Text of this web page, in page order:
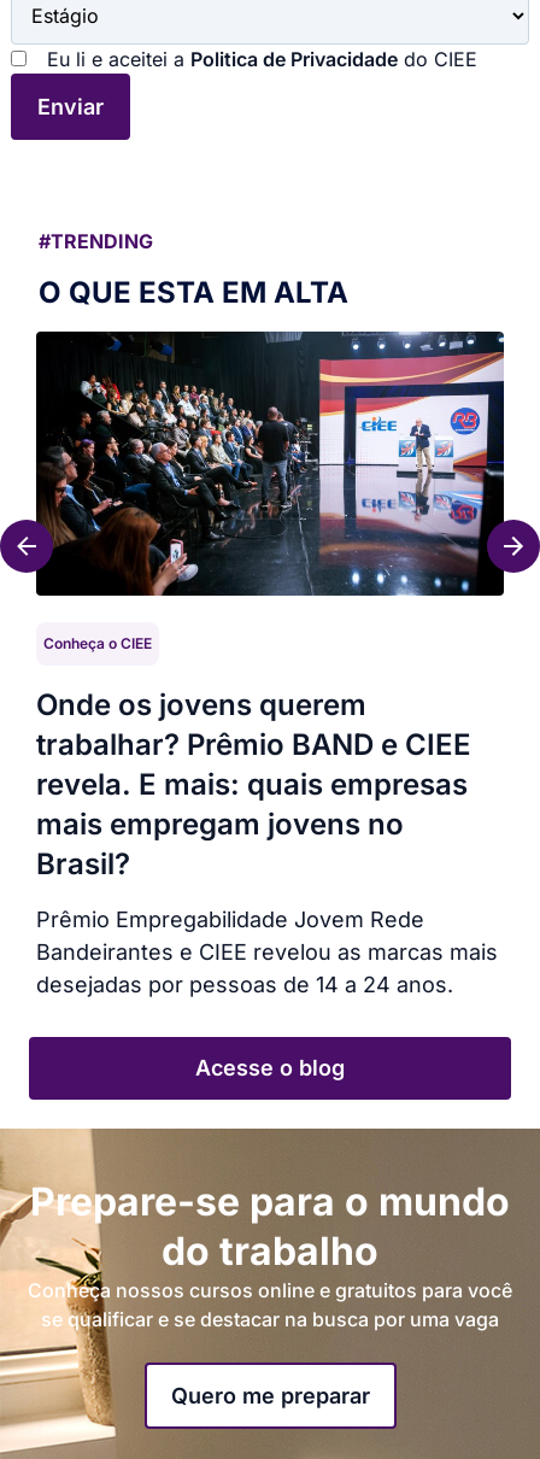
Eu li e aceitei a Politica de Privacidade do CIEE
#TRENDING
O QUE ESTA EM ALTA
Conheça o CIEE
Onde os jovens querem
trabalhar? Prêmio BAND e CIEE
revela. E mais: quais empresas
mais empregam jovens no
Brasil?
Prêmio Empregabilidade Jovem Rede
Bandeirantes e CIEE revelou as marcas mais
desejadas por pessoas de 14 a 24 anos.
Acesse o blog
Prepare-se para o mundo
do trabalho
Conheça nossos cursos online e gratuitos para você
se qualificar e se destacar na busca por uma vaga
Quero me preparar